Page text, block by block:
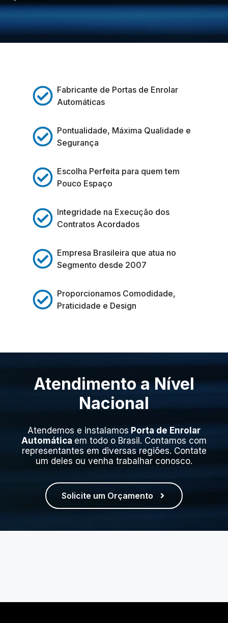
Fabricante de Portas de Enrolar
Automáticas
Pontualidade, Máxima Qualidade e
Segurança
Escolha Perfeita para quem tem
Pouco Espaço
Integridade na Execução dos
Contratos Acordados
Empresa Brasileira que atua no
Segmento desde 2007
Proporcionamos Comodidade,
Praticidade e Design
Atendimento a Nível
Nacional
Atendemos e instalamos Porta de Enrolar
Automática em todo o Brasil. Contamos com
representantes em diversas regiões. Contate
um deles ou venha trabalhar conosco.
Solicite um Orçamento